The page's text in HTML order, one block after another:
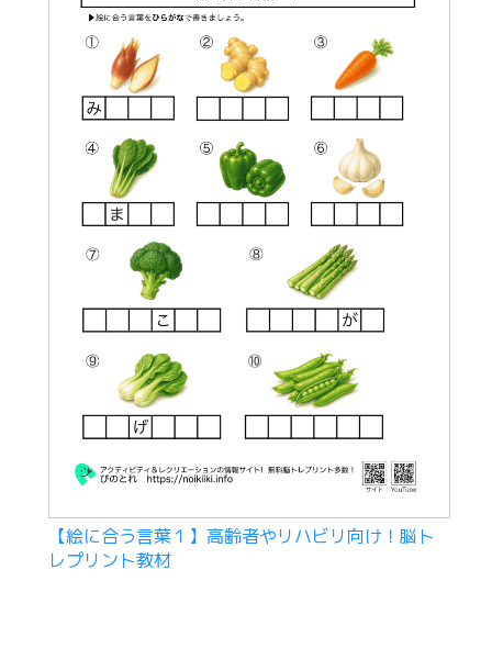
【絵に合う言葉１】高齢者やリハビリ向け！脳ト
レプリント教材